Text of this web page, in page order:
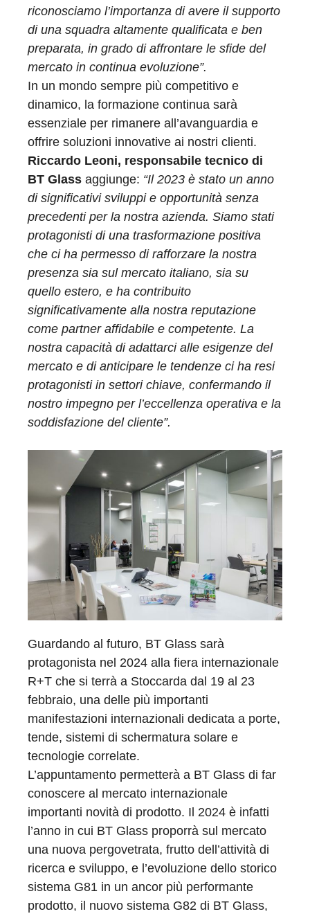
riconosciamo l’importanza di avere il supporto
di una squadra altamente qualificata e ben
preparata, in grado di affrontare le sfide del
mercato in continua evoluzione”.
In un mondo sempre più competitivo e
dinamico, la formazione continua sarà
essenziale per rimanere all’avanguardia e
offrire soluzioni innovative ai nostri clienti.
Riccardo Leoni, responsabile tecnico di
BT Glass aggiunge: “Il 2023 è stato un anno
di significativi sviluppi e opportunità senza
precedenti per la nostra azienda. Siamo stati
protagonisti di una trasformazione positiva
che ci ha permesso di rafforzare la nostra
presenza sia sul mercato italiano, sia su
quello estero, e ha contribuito
significativamente alla nostra reputazione
come partner affidabile e competente. La
nostra capacità di adattarci alle esigenze del
mercato e di anticipare le tendenze ci ha resi
protagonisti in settori chiave, confermando il
nostro impegno per l’eccellenza operativa e la
soddisfazione del cliente”.
Guardando al futuro, BT Glass sarà
protagonista nel 2024 alla fiera internazionale
R+T che si terrà a Stoccarda dal 19 al 23
febbraio, una delle più importanti
manifestazioni internazionali dedicata a porte,
tende, sistemi di schermatura solare e
tecnologie correlate.
L’appuntamento permetterà a BT Glass di far
conoscere al mercato internazionale
importanti novità di prodotto. Il 2024 è infatti
l’anno in cui BT Glass proporrà sul mercato
una nuova pergovetrata, frutto dell’attività di
ricerca e sviluppo, e l’evoluzione dello storico
sistema G81 in un ancor più performante
prodotto, il nuovo sistema G82 di BT Glass,